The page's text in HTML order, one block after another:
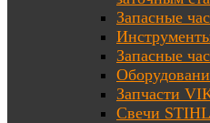
Запасные
Запасные
Запчасти
Свечи